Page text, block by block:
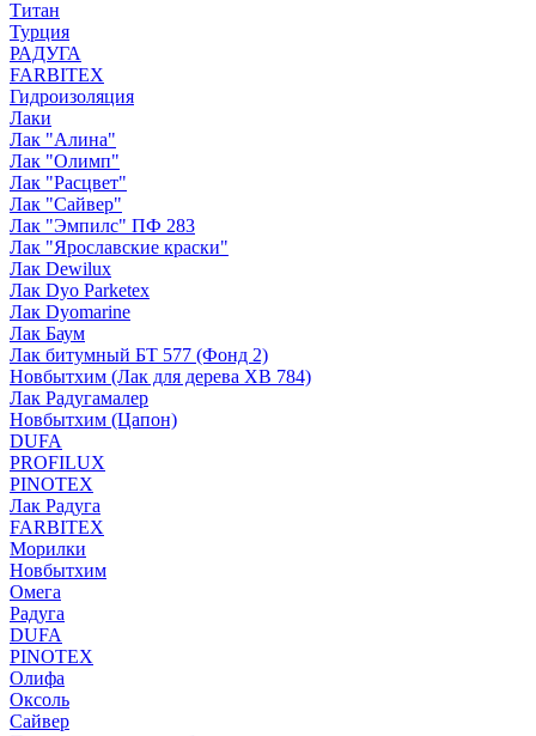
Титан
Турция
РАДУГА
FARBITEX
Гидроизоляция
Лаки
Лак "Алина"
Лак "Олимп"
Лак "Расцвет"
Лак "Сайвер"
Лак "Эмпилс" ПФ 283
Лак "Ярославские краски"
Лак Dewilux
Лак Dyo Parketex
Лак Dyomarine
Лак Баум
Лак битумный БТ 577 (Фонд 2)
Новбытхим (Лак для дерева ХВ 784)
Лак Радугамалер
Новбытхим (Цапон)
DUFA
PROFILUX
PINOTEX
Лак Радуга
FARBITEX
Морилки
Новбытхим
Омега
Радуга
DUFA
PINOTEX
Олифа
Оксоль
Сайвер